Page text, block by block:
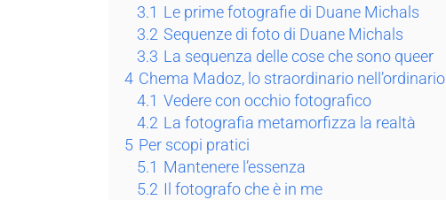
3.1 Le prime fotografie di Duane Michals
3.2 Sequenze di foto di Duane Michals
3.3 La sequenza delle cose che sono queer
4 Chema Madoz, lo straordinario nell’ordinario
4.1 Vedere con occhio fotografico
4.2 La fotografia metamorfizza la realtà
5 Per scopi pratici
5.1 Mantenere l’essenza
5.2 Il fotografo che è in me